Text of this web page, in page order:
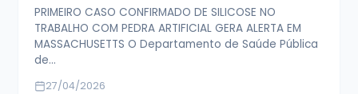
PRIMEIRO CASO CONFIRMADO DE SILICOSE NO
TRABALHO COM PEDRA ARTIFICIAL GERA ALERTA EM
MASSACHUSETTS O Departamento de Saúde Pública
de…
27/04/2026